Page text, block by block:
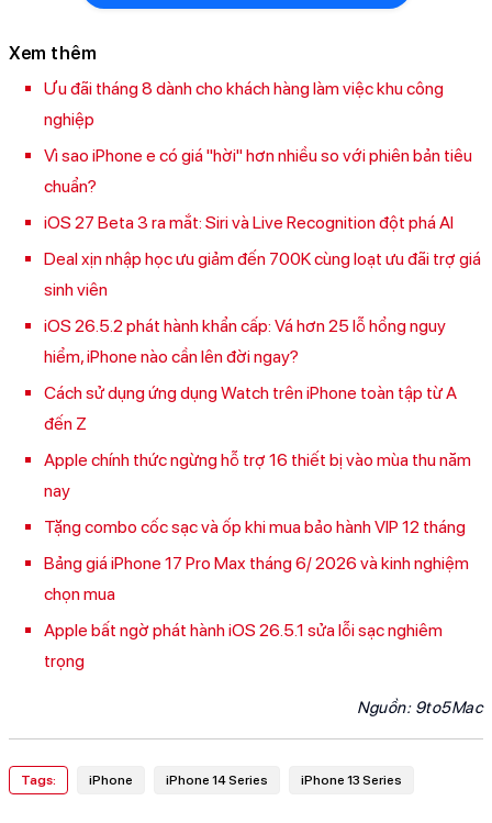
Xem thêm
Ưu đãi tháng 8 dành cho khách hàng làm việc khu công
nghiệp
Vì sao iPhone e có giá "hời" hơn nhiều so với phiên bản tiêu
chuẩn?
iOS 27 Beta 3 ra mắt: Siri và Live Recognition đột phá AI
Deal xịn nhập học ưu giảm đến 700K cùng loạt ưu đãi trợ giá
sinh viên
iOS 26.5.2 phát hành khẩn cấp: Vá hơn 25 lỗ hổng nguy
hiểm, iPhone nào cần lên đời ngay?
Cách sử dụng ứng dụng Watch trên iPhone toàn tập từ A
đến Z
Apple chính thức ngừng hỗ trợ 16 thiết bị vào mùa thu năm
nay
Tặng combo cốc sạc và ốp khi mua bảo hành VIP 12 tháng
Bảng giá iPhone 17 Pro Max tháng 6/ 2026 và kinh nghiệm
chọn mua
Apple bất ngờ phát hành iOS 26.5.1 sửa lỗi sạc nghiêm
trọng
Nguồn: 9to5Mac
Tags: iPhone iPhone 14 Series iPhone 13 Series